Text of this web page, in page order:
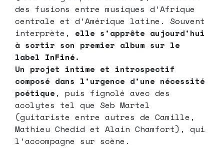
des fusions entre musiques d’Afrique
centrale et d’Amérique latine. Souvent
interprète,
elle s’apprête aujourd’hui
à sortir son premier album sur le
label InFiné.
Un projet intime et introspectif
composé dans l’urgence d’une nécessité
poétique , puis fignolé avec des
acolytes tel que Seb Martel
(guitariste entre autres de Camille,
Mathieu Chedid et Alain Chamfort), qui
l’accompagne sur scène.